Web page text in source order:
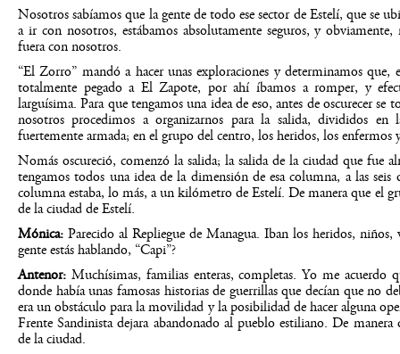
Nosotros sabíamos que la gente de todo ese sector de Estelí, que se
a ir con nosotros, estábamos absolutamente seguros, y
fuera con nosotros.
“El Zorro” mandó a hacer unas exploraciones y determinamos que,
totalmente pegado a El Zapote, por ahí íbamos a romper, y
larguísima. Para que tengamos una idea de eso, antes de oscurecer
nosotros procedimos a organizarnos para la salida, divididos en
fuertemente armada; en el grupo del centro, los heridos, los enfermos
Nomás oscureció, comenzó la salida; la salida de la ciudad que fue
tengamos todos una idea de la dimensión de esa columna, a las
columna estaba, lo más, a un kilómetro de Estelí. De manera que el
de la ciudad de Estelí.
Mónica: Parecido al Repliegue de Managua. Iban los heridos,
gente estás hablando, “Capi”?
Antenor: Muchísimas, familias enteras, completas. Yo me acuerdo
donde había unas famosas historias de guerrillas que decían que no
era un obstáculo para la movilidad y la posibilidad de hacer alguna
Frente Sandinista dejara abandonado al pueblo estiliano. De
de la ciudad.